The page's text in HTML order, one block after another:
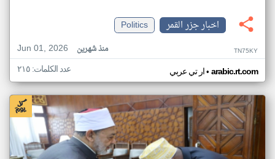
اخبار جزر القمر
Politics
Jun 01, 2026
منذ شهرين TN75KY
ار تي عربي• arabic.rt.com عدد الكلمات: ٢١٥